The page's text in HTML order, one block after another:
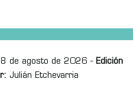
de agosto de 2026 - Edición
Julián Etchevarria